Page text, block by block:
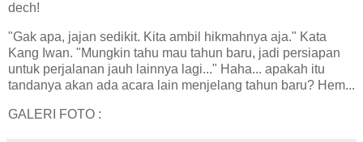
dech!
"Gak apa, jajan sedikit. Kita ambil hikmahnya aja." Kata
Kang Iwan. "Mungkin tahu mau tahun baru, jadi persiapan
untuk perjalanan jauh lainnya lagi..." Haha... apakah itu
tandanya akan ada acara lain menjelang tahun baru? Hem...
GALERI FOTO :